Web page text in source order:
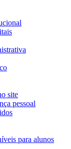
site
pessoal
para alunos